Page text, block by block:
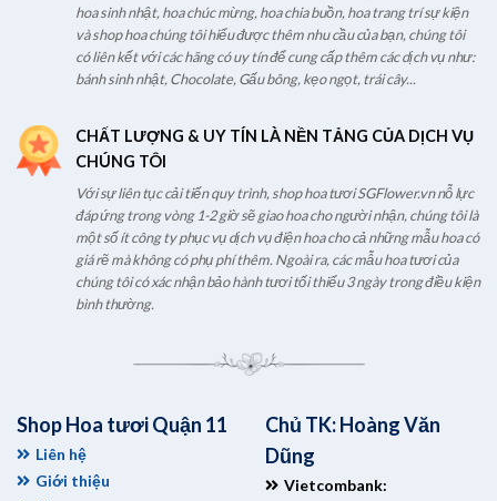
hoa sinh nhật, hoa chúc mừng, hoa chia buồn, hoa trang trí sự kiện
và shop hoa chúng tôi hiểu được thêm nhu cầu của bạn, chúng tôi
có liên kết với các hãng có uy tín để cung cấp thêm các dịch vụ như:
bánh sinh nhật, Chocolate, Gấu bông, kẹo ngọt, trái cây...
CHẤT LƯỢNG & UY TÍN LÀ NỀN TẢNG CỦA DỊCH VỤ
CHÚNG TÔI
Với sự liên tục cải tiến quy trình, shop hoa tươi SGFlower.vn nỗ lực
đáp ứng trong vòng 1-2 giờ sẽ giao hoa cho người nhận, chúng tôi là
một số ít công ty phục vụ dịch vụ điện hoa cho cả những mẫu hoa có
giá rẽ mà không có phụ phí thêm. Ngoài ra, các mẫu hoa tươi của
chúng tôi có xác nhận bảo hành tươi tối thiểu 3 ngày trong điều kiện
bình thường.
Shop Hoa tươi Quận 11
Liên hệ
Giới thiệu
Chủ TK: Hoàng Văn
Dũng
Vietcombank: